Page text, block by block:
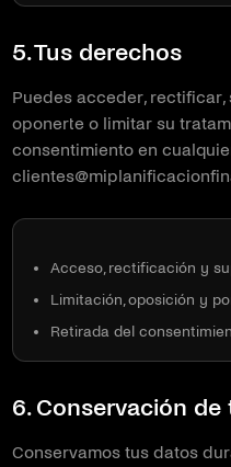
5. Tus derechos
Puedes acceder,
oponerte o limitar su
consentimiento en
Acceso, rectificación y
Limitación, oposición y
Retirada del
6. Conservación
Conservamos tus datos